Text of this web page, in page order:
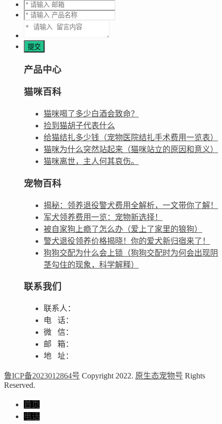
产品中心
猫咪百科
猫咪喝了多少白酒会致命？
捡到猫胡子代表什么
给猫结扎多少钱（宠物医院结扎手术费用一览表）
猫咪为什么突然站起来（猫咪站立的原因和意义）
猫咪离世，主人何其哀伤。
宠物百科
揭秘：领养退役警犬费用全解析，一文带你了解！
军犬领养费用一览：宠物新选择！
被自家狗上瘾了怎么办（爱上了家里的狼狗）
警犬退役领养价格揭晓！你的爱犬新归宿来了！
狗狗交配为什么会上锁（狗狗交配时为何会出现阴
茎勾住的现象，科学解释）
联系我们
联系人：
电 话：
微 信：
邮 箱：
地 址：
鲁ICP备2023012864号 Copyright 2022. 原生态宠物号 Rights
Reserved.
首页
电话